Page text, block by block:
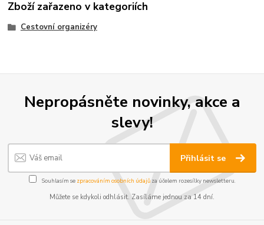
Zboží zařazeno v kategoriích
Cestovní organizéry
Nepropásněte novinky, akce a
slevy!
Přihlásit se
Souhlasím se zpracováním osobních údajůza účelem rozesílky newsletteru.
Můžete se kdykoli odhlásit. Zasíláme jednou za 14 dní.